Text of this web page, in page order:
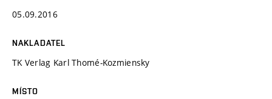
05.09.2016
NAKLADATEL
TK Verlag Karl Thomé-Kozmiensky
MÍSTO